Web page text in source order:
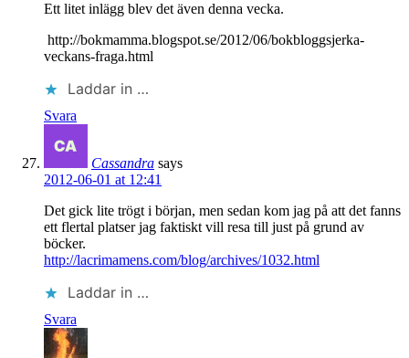
Ett litet inlägg blev det även denna vecka.
http://bokmamma.blogspot.se/2012/06/bokbloggsjerka-
veckans-fraga.html
Laddar in …
Svara
Cassandra says
2012-06-01 at 12:41
Det gick lite trögt i början, men sedan kom jag på att det fanns
ett flertal platser jag faktiskt vill resa till just på grund av
böcker.
http://lacrimamens.com/blog/archives/1032.html
Laddar in …
Svara